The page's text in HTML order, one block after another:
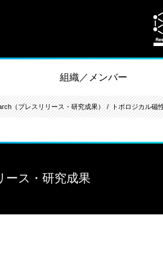
組織／メンバー
（プレスリリース・研究成果） トポロジカル磁
ース・研究成果